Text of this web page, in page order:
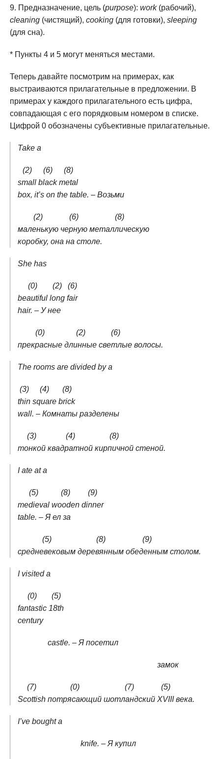
Предназначение, цель (purpose): work(рабочий),
cleaning (чистящий), cooking (для готовки), sleeping
(для сна).
* Пункты 4 и 5 могут меняться местами.
Теперь давайте посмотрим на примерах, как
выстраиваются прилагательные в предложении. В
примерах у каждого прилагательного есть цифра,
совпадающая с его порядковым номером в списке.
Цифрой 0 обозначены субъективные прилагательные.
Take a
(2)
small
(6)
black
(8)
metal
box, it’s on the table. – Возьми
(2)
маленькую
(6)
черную
(8)
металлическую
коробку, она на столе.
She has
(0)
beautiful
(2)
long
(6)
fair
hair. – У нее
(0)
прекрасные
(2)
длинные
(6)
светлые волосы.
The rooms are divided by a
(3)
thin
(4)
square
(8)
brick
wall. – Комнаты разделены
(3)
тонкой
(4)
квадратной
(8)
кирпичной стеной.
I ate at a
(5)
medieval
(8)
wooden
(9)
dinner
table. – Я ел за
(5)
средневековым
(8)
деревянным
(9)
обеденным столом.
I visited a
(0)
fantastic
(5)
18th
century
(7)
Scottish
castle. – Я посетил
(0)
потрясающий
(7)
шотландский
замок
(5)
XVIII века.
I’ve bought a
knife. – Я купил